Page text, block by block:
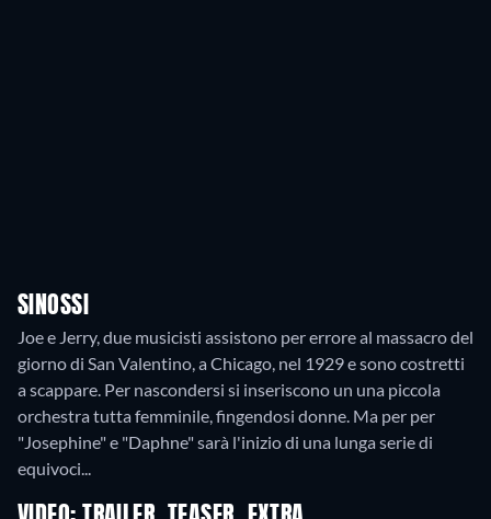
SINOSSI
Joe e Jerry, due musicisti assistono per errore al massacro del
giorno di San Valentino, a Chicago, nel 1929 e sono costretti
a scappare. Per nascondersi si inseriscono un una piccola
orchestra tutta femminile, fingendosi donne. Ma per per
"Josephine" e "Daphne" sarà l'inizio di una lunga serie di
equivoci...